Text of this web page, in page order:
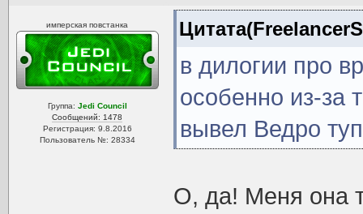
имперская повстанка
Группа: Jedi Council
Сообщений: 1478
Регистрация: 9.8.2016
Пользователь №: 28334
в дилогии про
особенно из-за
вывел Ведро
О, да! Меня она